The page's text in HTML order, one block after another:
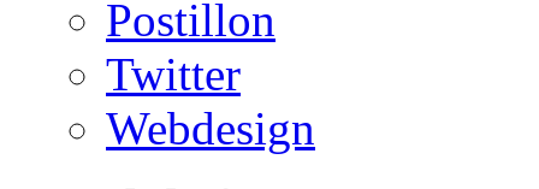
Postillon
Twitter
Webdesign